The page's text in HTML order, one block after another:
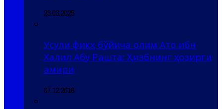
23.03.2025
Усули фиқҳ бўйича олим Ато ибн
Халил Абу Рашта: Ҳизбнинг ҳозирги
амири
07.12.2016